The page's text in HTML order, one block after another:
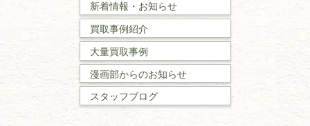
国文学・国語学
理工書
数学書・物理学書
建築書
新着情報・お知らせ
買取事例紹介
大量買取事例
漫画部からのお知らせ
スタッフブログ